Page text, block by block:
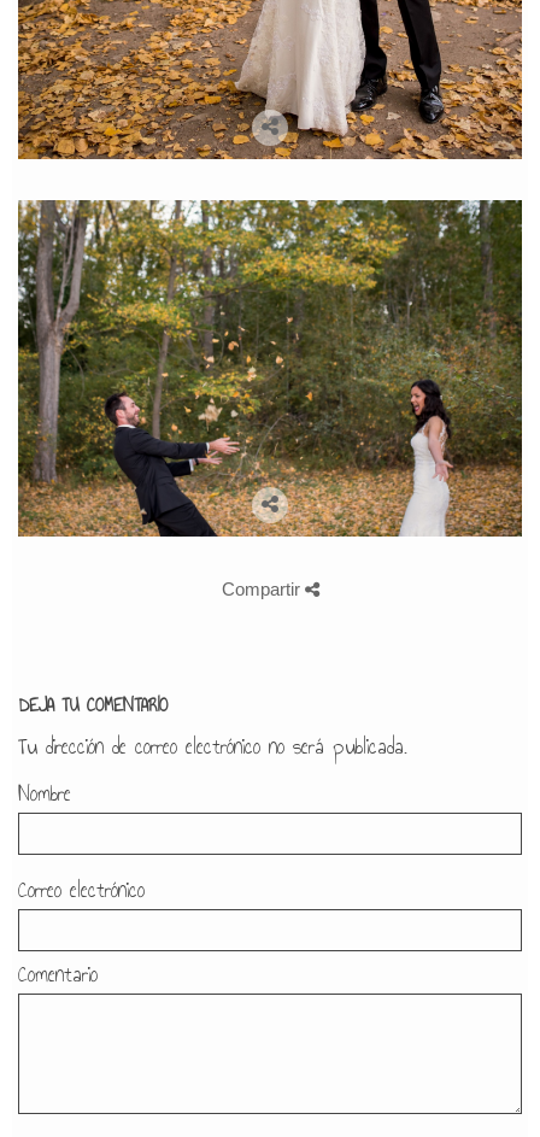
Compartir
DEJA TU COMENTARIO
Tu dirección de correo electrónico no será publicada.
Nombre
Correo electrónico
Comentario